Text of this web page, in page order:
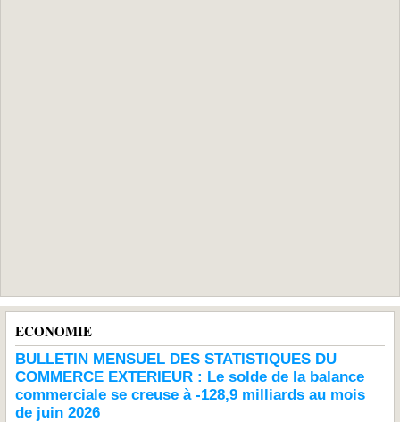
ECONOMIE
BULLETIN MENSUEL DES STATISTIQUES DU
COMMERCE EXTERIEUR : Le solde de la balance
commerciale se creuse à -128,9 milliards au mois
de juin 2026